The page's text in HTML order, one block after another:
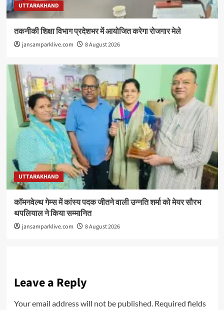
UTTARAKHAND
तकनीकी शिक्षा विभाग प्रदेशभर में आयोजित करेगा रोजगार मेले
jansamparklive.com 8 August 2026
UTTARAKHAND
कॉमनवेल्थ गेम्स में कांस्य पदक जीतने वाली उन्नति शर्मा को मेयर सौरभ
थपलियाल ने किया सम्मानित
jansamparklive.com 8 August 2026
Leave a Reply
Your email address will not be published. Required fields